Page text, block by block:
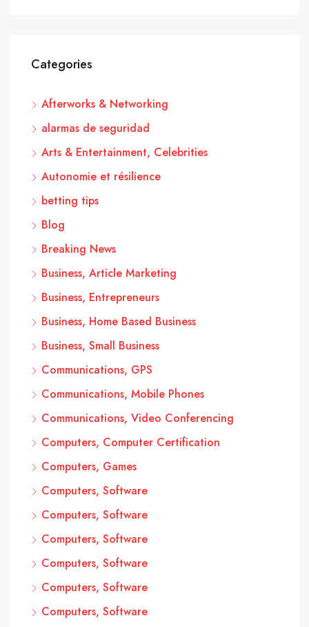
Categories
Afterworks & Networking
alarmas de seguridad
Arts & Entertainment, Celebrities
Autonomie et résilience
betting tips
Blog
Breaking News
Business, Article Marketing
Business, Entrepreneurs
Business, Home Based Business
Business, Small Business
Communications, GPS
Communications, Mobile Phones
Communications, Video Conferencing
Computers, Computer Certification
Computers, Games
Computers, Software
Computers, Software
Computers, Software
Computers, Software
Computers, Software
Computers, Software